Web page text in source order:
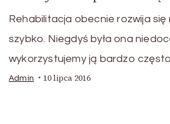
Rehabilitacja obecnie rozwija się
szybko. Niegdyś była ona
wykorzystujemy ją bardzo
Admin 10 lipca 2016